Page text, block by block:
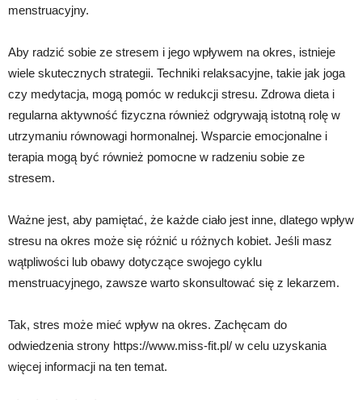
menstruacyjny.
Aby radzić sobie ze stresem i jego wpływem na okres, istnieje
wiele skutecznych strategii. Techniki relaksacyjne, takie jak joga
czy medytacja, mogą pomóc w redukcji stresu. Zdrowa dieta i
regularna aktywność fizyczna również odgrywają istotną rolę w
utrzymaniu równowagi hormonalnej. Wsparcie emocjonalne i
terapia mogą być również pomocne w radzeniu sobie ze
stresem.
Ważne jest, aby pamiętać, że każde ciało jest inne, dlatego wpływ
stresu na okres może się różnić u różnych kobiet. Jeśli masz
wątpliwości lub obawy dotyczące swojego cyklu
menstruacyjnego, zawsze warto skonsultować się z lekarzem.
Tak, stres może mieć wpływ na okres. Zachęcam do
odwiedzenia strony https://www.miss-fit.pl/ w celu uzyskania
więcej informacji na ten temat.